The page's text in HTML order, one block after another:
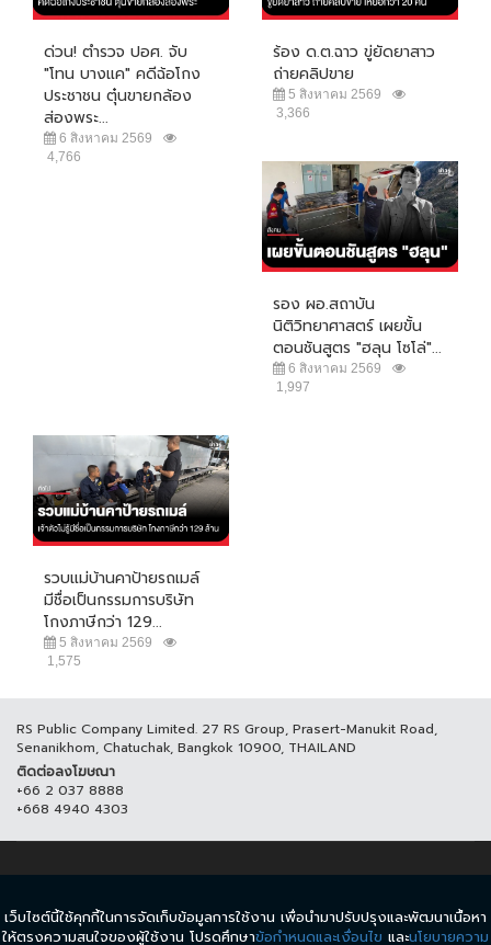
ด่วน! ตำรวจ ปอศ. จับ
"โทน บางแค" คดีฉ้อโกง
ประชาชน ตุ๋นขายกล้อง
ส่องพระ...
6 สิงหาคม 2569
4,766
ร้อง ด.ต.ฉาว ขู่ยัดยาสาว
ถ่ายคลิปขาย
5 สิงหาคม 2569
3,366
รอง ผอ.สถาบัน
นิติวิทยาศาสตร์ เผยขั้น
ตอนชันสูตร "ฮลุน โซโล่"...
6 สิงหาคม 2569
1,997
รวบแม่บ้านคาป้ายรถเมล์
มีชื่อเป็นกรรมการบริษัท
โกงภาษีกว่า 129...
5 สิงหาคม 2569
1,575
RS Public Company Limited. 27 RS Group, Prasert-Manukit Road,
Senanikhom, Chatuchak, Bangkok 10900, THAILAND
ติดต่อลงโฆษณา
+66 2 037 8888
+668 4940 4303
© COPYRIGHT 2017 THAICH8.COM, ALL RIGHT RESERVED.
ข้อกำหนดและเงื่อนไข นโยบายความเป็นส่วนตัว
เว็บไซต์นี้ใช้คุกกี้ในการจัดเก็บข้อมูลการใช้งาน เพื่อนำมาปรับปรุงและพัฒนาเนื้อหา
ให้ตรงความสนใจของผู้ใช้งาน โปรดศึกษาข้อกำหนดและเงื่อนไข และนโยบายความ